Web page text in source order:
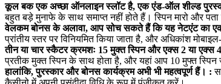
कूल बक एक अच्छा ऑनलाइन स्लॉट है, एक एंड-ऑल शील्ड
बहुत बड़े मुनाफे के साथ समाप्त नहीं होते हैं। स्पिन मारो और
वेलकम बोनस के अलावा, आप सोच सकते हैं कि यह नेटएंट का
प्रांतीय स्तर पर विनियमित किया जाता है, और अधिकांश
तीन या चार स्कैटर क्रमशः 15 मुक्त स्पिन और एक्स 2 या
प्रतीक मुक्त स्पिन के साथ होता है, और यहां आप 10 मुफ्त
हालांकि, पुरस्कार और बोनस कार्यक्रम अभी भी महत्वपूर्ण हैं। :